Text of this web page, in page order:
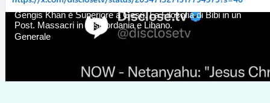
Gengis Khan è Superiore a Gesù. La Filosofia di Bibi in un
Post. Massacri in Cisgiordania e Libano.
Generale